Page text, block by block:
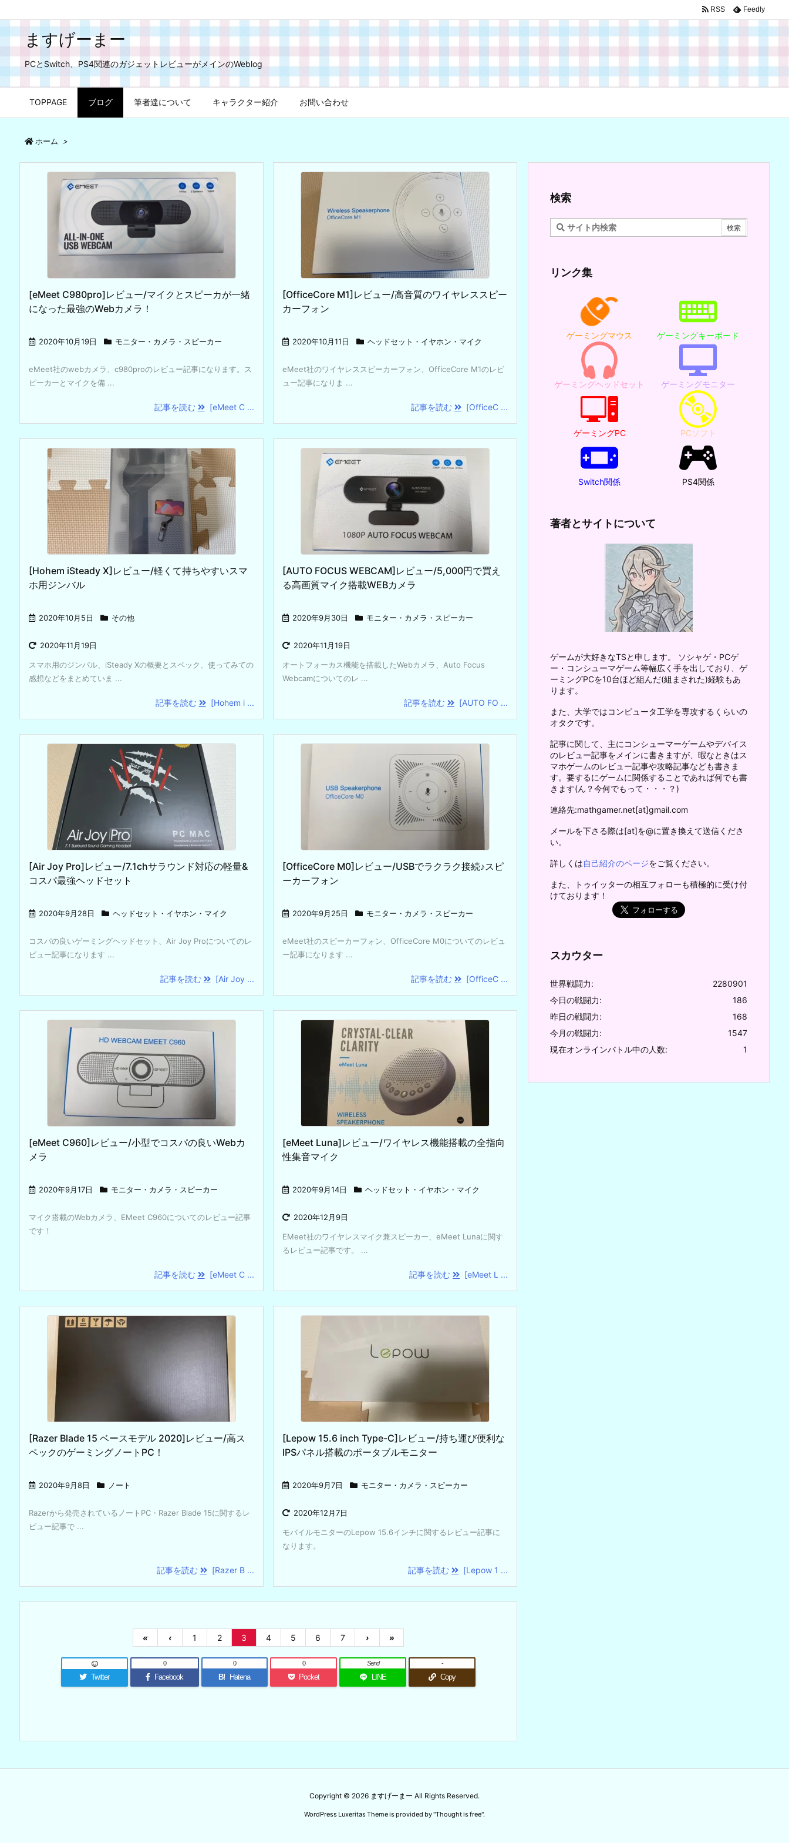
ますげーまー
PCとSwitch、PS4関連のガジェットレビューがメインのWeblog
TOPPAGE ブログ 筆者達について キャラクター紹介 お問い合わせ
RSS Feedly
ホーム >
[eMeet C980pro]レビュー/マイクとスピーカが一緒
になった最強のWebカメラ！
2020年10月19日 モニター・カメラ・スピーカー
eMeet社のwebカメラ、c980proのレビュー記事になります。ス
ピーカーとマイクを備 ...
記事を読む [eMeet C ...
[OfficeCore M1]レビュー/高音質のワイヤレススピー
カーフォン
2020年10月11日 ヘッドセット・イヤホン・マイク
eMeet社のワイヤレススピーカーフォン、OfficeCore M1のレビ
ュー記事になりま ...
記事を読む [OfficeC ...
[Hohem iSteady X]レビュー/軽くて持ちやすいスマ
ホ用ジンバル
2020年10月5日 その他
2020年11月19日
スマホ用のジンバル、iSteady Xの概要とスペック、使ってみての
感想などをまとめていま ...
記事を読む [Hohem i ...
[AUTO FOCUS WEBCAM]レビュー/5,000円で買え
る高画質マイク搭載WEBカメラ
2020年9月30日 モニター・カメラ・スピーカー
2020年11月19日
オートフォーカス機能を搭載したWebカメラ、Auto Focus
Webcamについてのレ ...
記事を読む [AUTO FO ...
[Air Joy Pro]レビュー/7.1chサラウンド対応の軽量&
コスパ最強ヘッドセット
2020年9月28日 ヘッドセット・イヤホン・マイク
コスパの良いゲーミングヘッドセット、Air Joy Proについてのレ
ビュー記事になります ...
記事を読む [Air Joy ...
[OfficeCore M0]レビュー/USBでラクラク接続♪スピ
ーカーフォン
2020年9月25日 モニター・カメラ・スピーカー
eMeet社のスピーカーフォン、OfficeCore M0についてのレビュ
ー記事になります ...
記事を読む [OfficeC ...
[eMeet C960]レビュー/小型でコスパの良いWebカ
メラ
2020年9月17日 モニター・カメラ・スピーカー
マイク搭載のWebカメラ、EMeet C960についてのレビュー記事
です！
記事を読む [eMeet C ...
[eMeet Luna]レビュー/ワイヤレス機能搭載の全指向
性集音マイク
2020年9月14日 ヘッドセット・イヤホン・マイク
2020年12月9日
EMeet社のワイヤレスマイク兼スピーカー、eMeet Lunaに関す
るレビュー記事です。 ...
記事を読む [eMeet L ...
[Razer Blade 15 ベースモデル 2020]レビュー/高ス
ペックのゲーミングノートPC！
2020年9月8日 ノート
Razerから発売されているノートPC・Razer Blade 15に関するレ
ビュー記事で ...
記事を読む [Razer B ...
[Lepow 15.6 inch Type-C]レビュー/持ち運び便利な
IPSパネル搭載のポータブルモニター
2020年9月7日 モニター・カメラ・スピーカー
2020年12月7日
モバイルモニターのLepow 15.6インチに関するレビュー記事に
なります。
記事を読む [Lepow 1 ...
« ‹ 1 2 3 4 5 6 7 › »
Twitter Facebook
0
B! Hatena
0
Pocket
0
LINE
Send
Copy
-
検索
リンク集
ゲーミングマウス ゲーミングキーボード
ゲーミングヘッドセット ゲーミングモニター
ゲーミングPC PCソフト
Switch関係 PS4関係
著者とサイトについて
ゲームが大好きなTSと申します。 ソシャゲ・PCゲ
ー・コンシューマゲーム等幅広く手を出しており、ゲ
ーミングPCを10台ほど組んだ(組まされた)経験もあ
ります。
また、大学ではコンピュータ工学を専攻するくらいの
オタクです。
記事に関して、主にコンシューマーゲームやデバイス
のレビュー記事をメインに書きますが、暇なときはス
マホゲームのレビュー記事や攻略記事なども書きま
す。要するにゲームに関係することであれば何でも書
きます(ん？今何でもって・・・？)
連絡先:mathgamer.net[at]gmail.com
メールを下さる際は[at]を@に置き換えて送信くださ
い。
詳しくは自己紹介のページをご覧ください。
また、トゥイッターの相互フォローも積極的に受け付
けております！
スカウター
2280901
世界戦闘力:
186
今日の戦闘力:
168
昨日の戦闘力:
1547
今月の戦闘力:
1
現在オンラインバトル中の人数:
Copyright © 2026 ますげーまー All Rights Reserved.
WordPress Luxeritas Theme is provided by "Thought is free".